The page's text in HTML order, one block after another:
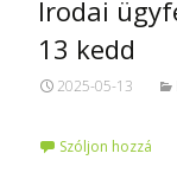
Irodai
13 kedd
2025-05-13
Szóljon hozzá